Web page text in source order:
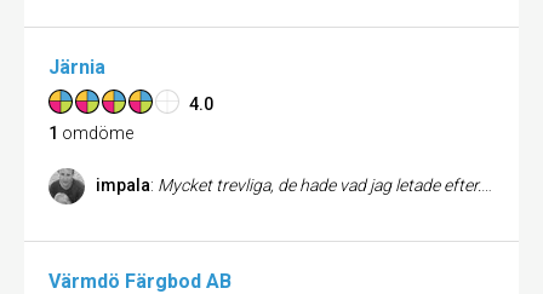
Järnia
4.0
1 omdöme
impala: Mycket trevliga, de hade vad jag letade efter. Hit åker jag gärna igen!
Värmdö Färgbod AB